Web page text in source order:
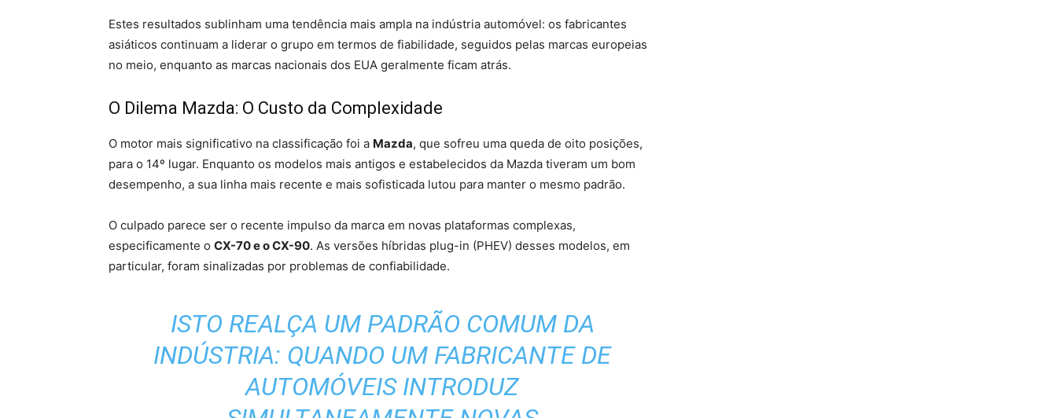
Estes resultados sublinham uma tendência mais ampla na indústria automóvel: os fabricantes
asiáticos continuam a liderar o grupo em termos de fiabilidade, seguidos pelas marcas europeias
no meio, enquanto as marcas nacionais dos EUA geralmente ficam atrás.
O Dilema Mazda: O Custo da Complexidade
O motor mais significativo na classificação foi a Mazda, que sofreu uma queda de oito posições,
para o 14º lugar. Enquanto os modelos mais antigos e estabelecidos da Mazda tiveram um bom
desempenho, a sua linha mais recente e mais sofisticada lutou para manter o mesmo padrão.
O culpado parece ser o recente impulso da marca em novas plataformas complexas,
especificamente o CX-70 e o CX-90. As versões híbridas plug-in (PHEV) desses modelos, em
particular, foram sinalizadas por problemas de confiabilidade.
ISTO REALÇA UM PADRÃO COMUM DA
INDÚSTRIA: QUANDO UM FABRICANTE DE
AUTOMÓVEIS INTRODUZ